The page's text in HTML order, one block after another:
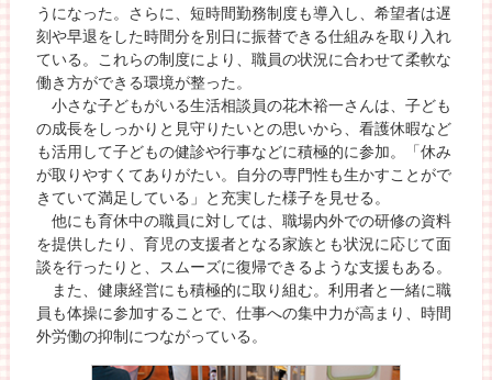
うになった。さらに、短時間勤務制度も導入し、希望者は遅
刻や早退をした時間分を別日に振替できる仕組みを取り入れ
ている。これらの制度により、職員の状況に合わせて柔軟な
働き方ができる環境が整った。
小さな子どもがいる生活相談員の花木裕一さんは、子ども
の成長をしっかりと見守りたいとの思いから、看護休暇など
も活用して子どもの健診や行事などに積極的に参加。「休み
が取りやすくてありがたい。自分の専門性も生かすことがで
きていて満足している」と充実した様子を見せる。
他にも育休中の職員に対しては、職場内外での研修の資料
を提供したり、育児の支援者となる家族とも状況に応じて面
談を行ったりと、スムーズに復帰できるような支援もある。
また、健康経営にも積極的に取り組む。利用者と一緒に職
員も体操に参加することで、仕事への集中力が高まり、時間
外労働の抑制につながっている。